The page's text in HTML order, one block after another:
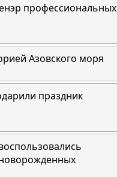
профессиональных
Азовского моря
праздник